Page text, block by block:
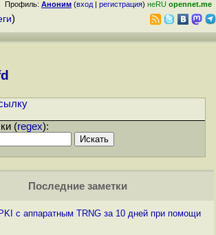
Профиль: Аноним (вход | регистрация) неRU opennet.me
)
(regex):
Последние заметки
PKI с аппаратным TRNG за 10 дней при помощи